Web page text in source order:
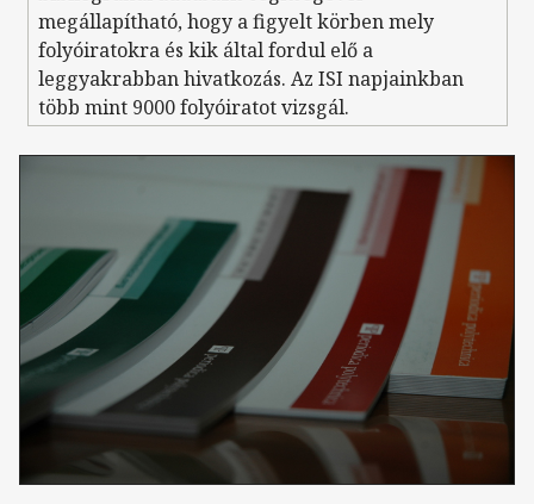
megállapítható, hogy a figyelt körben mely
folyóiratokra és kik által fordul elő a
leggyakrabban hivatkozás. Az ISI napjainkban
több mint 9000 folyóiratot vizsgál.